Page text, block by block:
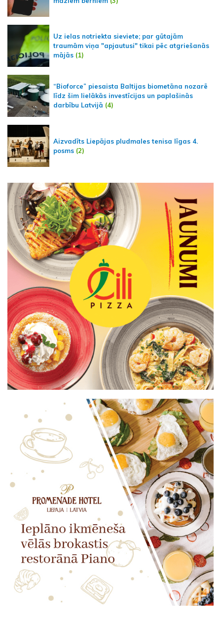
Uz ielas notriekta sieviete; par gūtajām
traumām viņa "apjautusi" tikai pēc atgriešanās
mājās (1)
“Bioforce” piesaista Baltijas biometāna nozarē
līdz šim lielākās investīcijas un paplašinās
darbību Latvijā (4)
Aizvadīts Liepājas pludmales tenisa līgas 4.
posms (2)